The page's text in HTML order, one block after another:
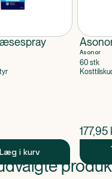
pris
Læg i kurv
Asonor
60 stk
$
177,95
0